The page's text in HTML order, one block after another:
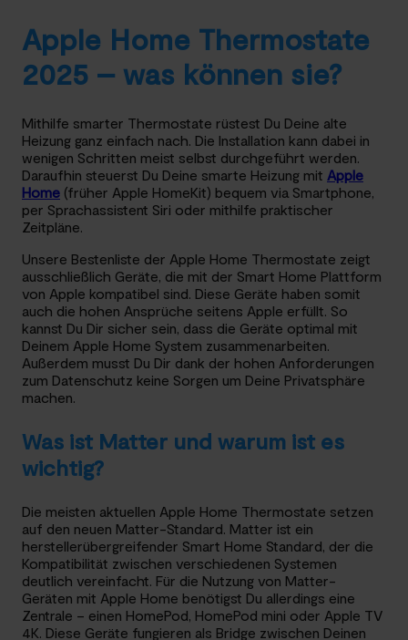
Apple Home Thermostate
2025 – was können sie?
Mithilfe smarter Thermostate rüstest Du Deine alte
Heizung ganz einfach nach. Die Installation kann dabei in
wenigen Schritten meist selbst durchgeführt werden.
Daraufhin steuerst Du Deine smarte Heizung mit Apple
Home (früher Apple HomeKit) bequem via Smartphone,
per Sprachassistent Siri oder mithilfe praktischer
Zeitpläne.
Unsere Bestenliste der Apple Home Thermostate zeigt
ausschließlich Geräte, die mit der Smart Home Plattform
von Apple kompatibel sind. Diese Geräte haben somit
auch die hohen Ansprüche seitens Apple erfüllt. So
kannst Du Dir sicher sein, dass die Geräte optimal mit
Deinem Apple Home System zusammenarbeiten.
Außerdem musst Du Dir dank der hohen Anforderungen
zum Datenschutz keine Sorgen um Deine Privatsphäre
machen.
Was ist Matter und warum ist es
wichtig?
Die meisten aktuellen Apple Home Thermostate setzen
auf den neuen Matter-Standard. Matter ist ein
herstellerübergreifender Smart Home Standard, der die
Kompatibilität zwischen verschiedenen Systemen
deutlich vereinfacht. Für die Nutzung von Matter-
Geräten mit Apple Home benötigst Du allerdings eine
Zentrale – einen HomePod, HomePod mini oder Apple TV
4K. Diese Geräte fungieren als Bridge zwischen Deinen